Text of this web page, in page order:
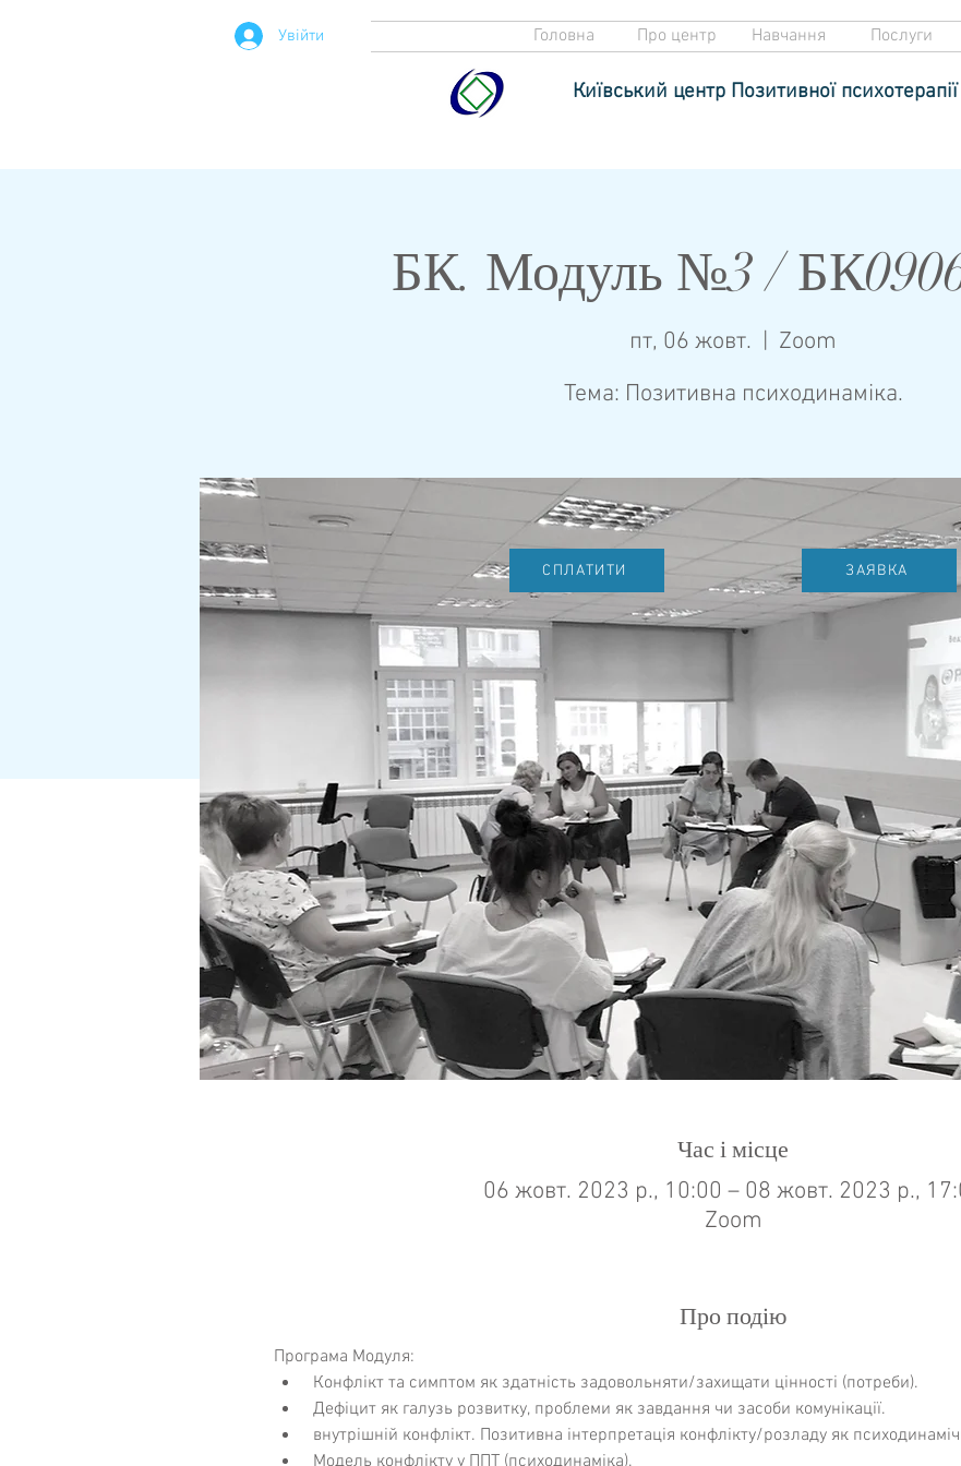
Увійти Головна Про центр Навчання Послуги
Київський центр Позитивної
БК. Модуль №3 /
пт, 06 жовт.
  |
Zoom
Тема: Позитивна психодинаміка.
Час і місце
06 жовт. 2023 р., 10:00 – 08 жовт. 2023 р.,
Zoom
Про подію
Програма Модуля:
Конфлікт та симптом як здатність задовольняти/захищати цінності (потреби).
Дефіцит як галузь розвитку, проблеми як завдання чи засоби комунікації.
внутрішній конфлікт. Позитивна інтерпретація конфлікту/розладу як
Модель конфлікту у ППТ (психодинаміка).
СПЛАТИТИ ЗАЯВКА